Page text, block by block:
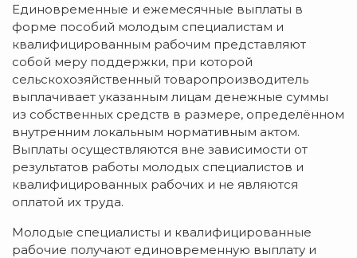
Единовременные и ежемесячные выплаты в
форме пособий молодым специалистам и
квалифицированным рабочим представляют
собой меру поддержки, при которой
сельскохозяйственный товаропроизводитель
выплачивает указанным лицам денежные суммы
из собственных средств в размере, определённом
внутренним локальным нормативным актом.
Выплаты осуществляются вне зависимости от
результатов работы молодых специалистов и
квалифицированных рабочих и не являются
оплатой их труда.
Молодые специалисты и квалифицированные
рабочие получают единовременную выплату и